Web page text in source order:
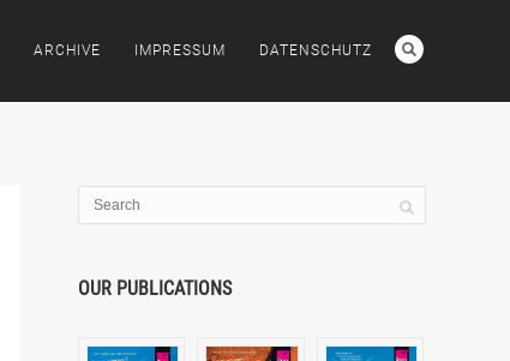
ARCHIVE IMPRESSUM DATENSCHUTZ
OUR PUBLICATIONS